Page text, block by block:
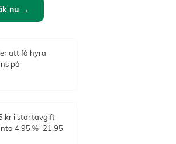
nu →
att få hyra
på
kr i startavgift
4,95 %–21,95